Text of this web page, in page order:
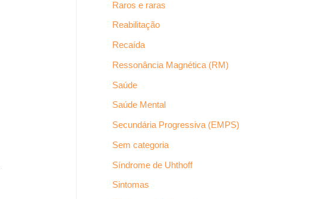
Raros e raras
Reabilitação
Recaída
Ressonância Magnética (RM)
Saúde
Saúde Mental
Secundária Progressiva (EMPS)
Sem categoria
Síndrome de Uhthoff
Sintomas